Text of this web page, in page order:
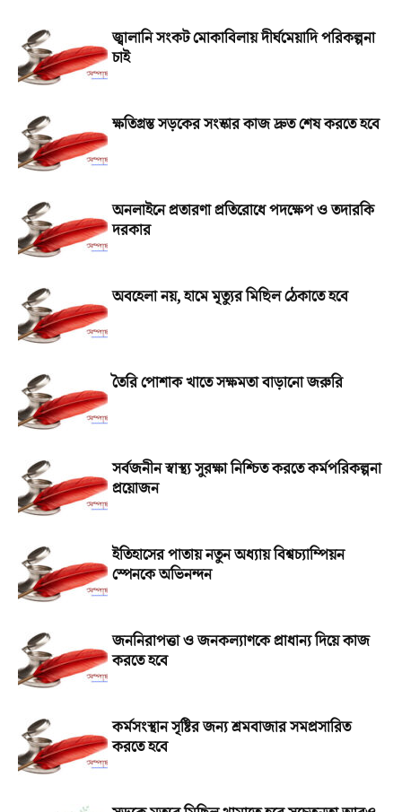
জ্বালানি সংকট মোকাবিলায় দীর্ঘমেয়াদি পরিকল্পনা
চাই
ক্ষতিগ্রস্ত সড়কের সংস্কার কাজ দ্রুত শেষ করতে হবে
অনলাইনে প্রতারণা প্রতিরোধে পদক্ষেপ ও তদারকি
দরকার
অবহেলা নয়, হামে মৃত্যুর মিছিল ঠেকাতে হবে
তৈরি পোশাক খাতে সক্ষমতা বাড়ানো জরুরি
সর্বজনীন স্বাস্থ্য সুরক্ষা নিশ্চিত করতে কর্মপরিকল্পনা
প্রয়োজন
ইতিহাসের পাতায় নতুন অধ্যায় বিশ্বচ্যাম্পিয়ন
স্পেনকে অভিনন্দন
জননিরাপত্তা ও জনকল্যাণকে প্রাধান্য দিয়ে কাজ
করতে হবে
কর্মসংস্থান সৃষ্টির জন্য শ্রমবাজার সমপ্রসারিত
করতে হবে